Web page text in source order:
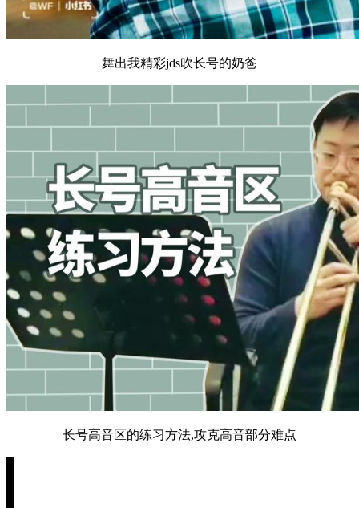
舞出我精彩jds吹长号的奶爸
长号高音区的练习方法,攻克高音部分难点